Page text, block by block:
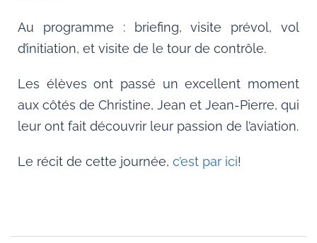
Au programme : briefing, visite prévol, vol
d’initiation, et visite de le tour de contrôle.
Les élèves ont passé un excellent moment
aux côtés de Christine, Jean et Jean-Pierre, qui
leur ont fait découvrir leur passion de l’aviation.
Le récit de cette journée, c’est par ici!